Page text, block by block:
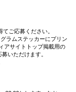
ご応募ください。
ラムステッカーにプリン
アサイトトップ掲載用の
いただけます。